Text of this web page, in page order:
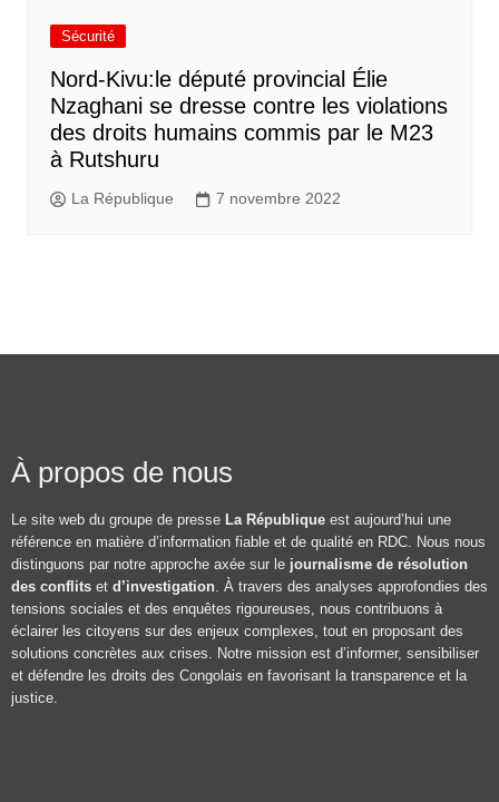
Sécurité
Nord-Kivu:le député provincial Élie
Nzaghani se dresse contre les violations
des droits humains commis par le M23
à Rutshuru
La République 7 novembre 2022
À propos de nous
Le site web du groupe de presse La République est aujourd’hui une
référence en matière d’information fiable et de qualité en RDC. Nous nous
distinguons par notre approche axée sur le journalisme de résolution
des conflits et d’investigation . À travers des analyses approfondies des
tensions sociales et des enquêtes rigoureuses, nous contribuons à
éclairer les citoyens sur des enjeux complexes, tout en proposant des
solutions concrètes aux crises. Notre mission est d’informer, sensibiliser
et défendre les droits des Congolais en favorisant la transparence et la
justice.